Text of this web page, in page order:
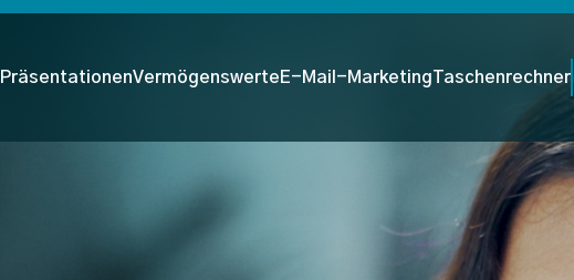
PräsentationenVermögenswerteE-Mail-MarketingTaschenrechner